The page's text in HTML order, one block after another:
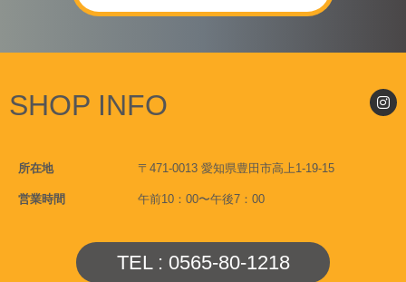
SHOP INFO
所在地 〒471-0013 愛知県豊田市高上1-19-15
営業時間 午前10：00〜午後7：00
TEL : 0565-80-1218